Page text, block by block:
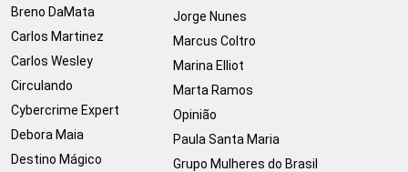
Breno DaMata
Carlos Martinez
Carlos Wesley
Circulando
Cybercrime Expert
Debora Maia
Destino Mágico
Jorge Nunes
Marcus Coltro
Marina Elliot
Marta Ramos
Opinião
Paula Santa Maria
Grupo Mulheres do Brasil